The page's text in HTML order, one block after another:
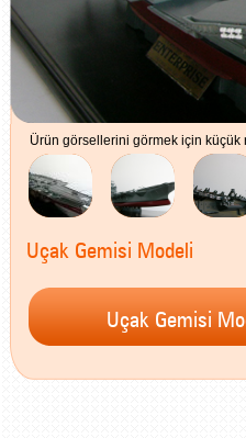
Ürün görsellerini görmek için küçük
Uçak Gemisi Modeli